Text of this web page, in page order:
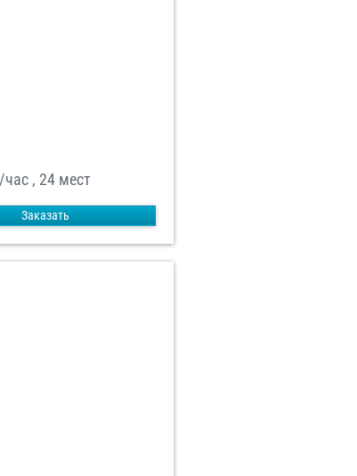
, 24 мест
Заказать